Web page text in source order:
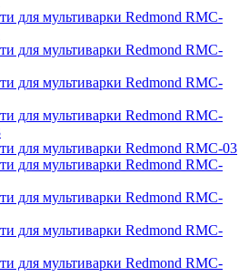
для мультиварки Redmond RMC-
для мультиварки Redmond RMC-
для мультиварки Redmond RMC-
для мультиварки Redmond RMC-
для мультиварки Redmond RMC-03
для мультиварки Redmond RMC-
для мультиварки Redmond RMC-
для мультиварки Redmond RMC-
для мультиварки Redmond RMC-